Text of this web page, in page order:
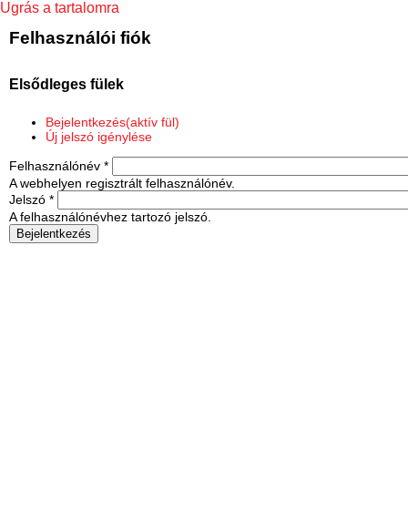
Ugrás a tartalomra
Felhasználói fiók
Elsődleges fülek
Bejelentkezés(aktív fül)
Új jelszó igénylése
Felhasználónév *
A webhelyen regisztrált felhasználónév.
Jelszó *
A felhasználónévhez tartozó jelszó.